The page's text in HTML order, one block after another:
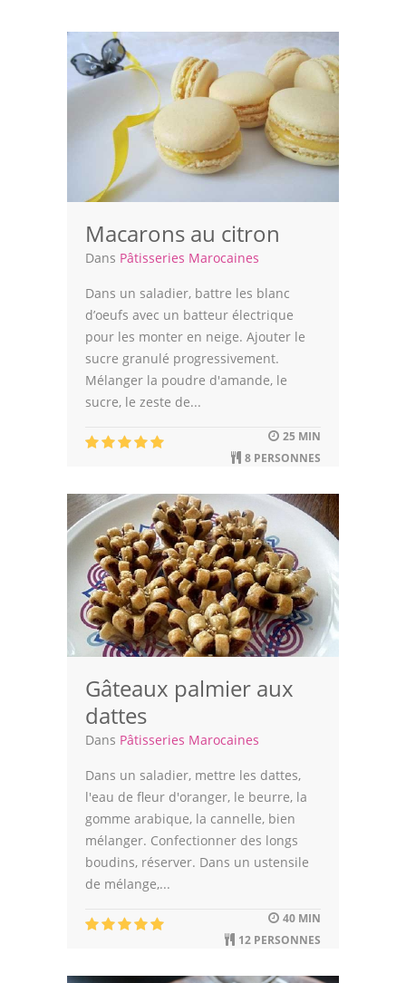
Cuisines Orientales
Pâtisseries Orientales
Recettes marocaine
Cuisine Algérienne
Cuisine Tunisienne
Cuisine Juive
Articles
Actualités
Astuces de cuisine
Leçons de cuisine
Chefs
Forum
Thèmes
Espace Personnel
Macarons au citron
Dans Pâtisseries Marocaines
Dans un saladier, battre les blanc
d’oeufs avec un batteur électrique
pour les monter en neige. Ajouter le
sucre granulé progressivement.
Mélanger la poudre d'amande, le
sucre, le zeste de...
25 MIN
8 PERSONNES
Gâteaux palmier aux
dattes
Dans Pâtisseries Marocaines
Dans un saladier, mettre les dattes,
l'eau de fleur d'oranger, le beurre, la
gomme arabique, la cannelle, bien
mélanger. Confectionner des longs
boudins, réserver. Dans un ustensile
de mélange,...
40 MIN
12 PERSONNES